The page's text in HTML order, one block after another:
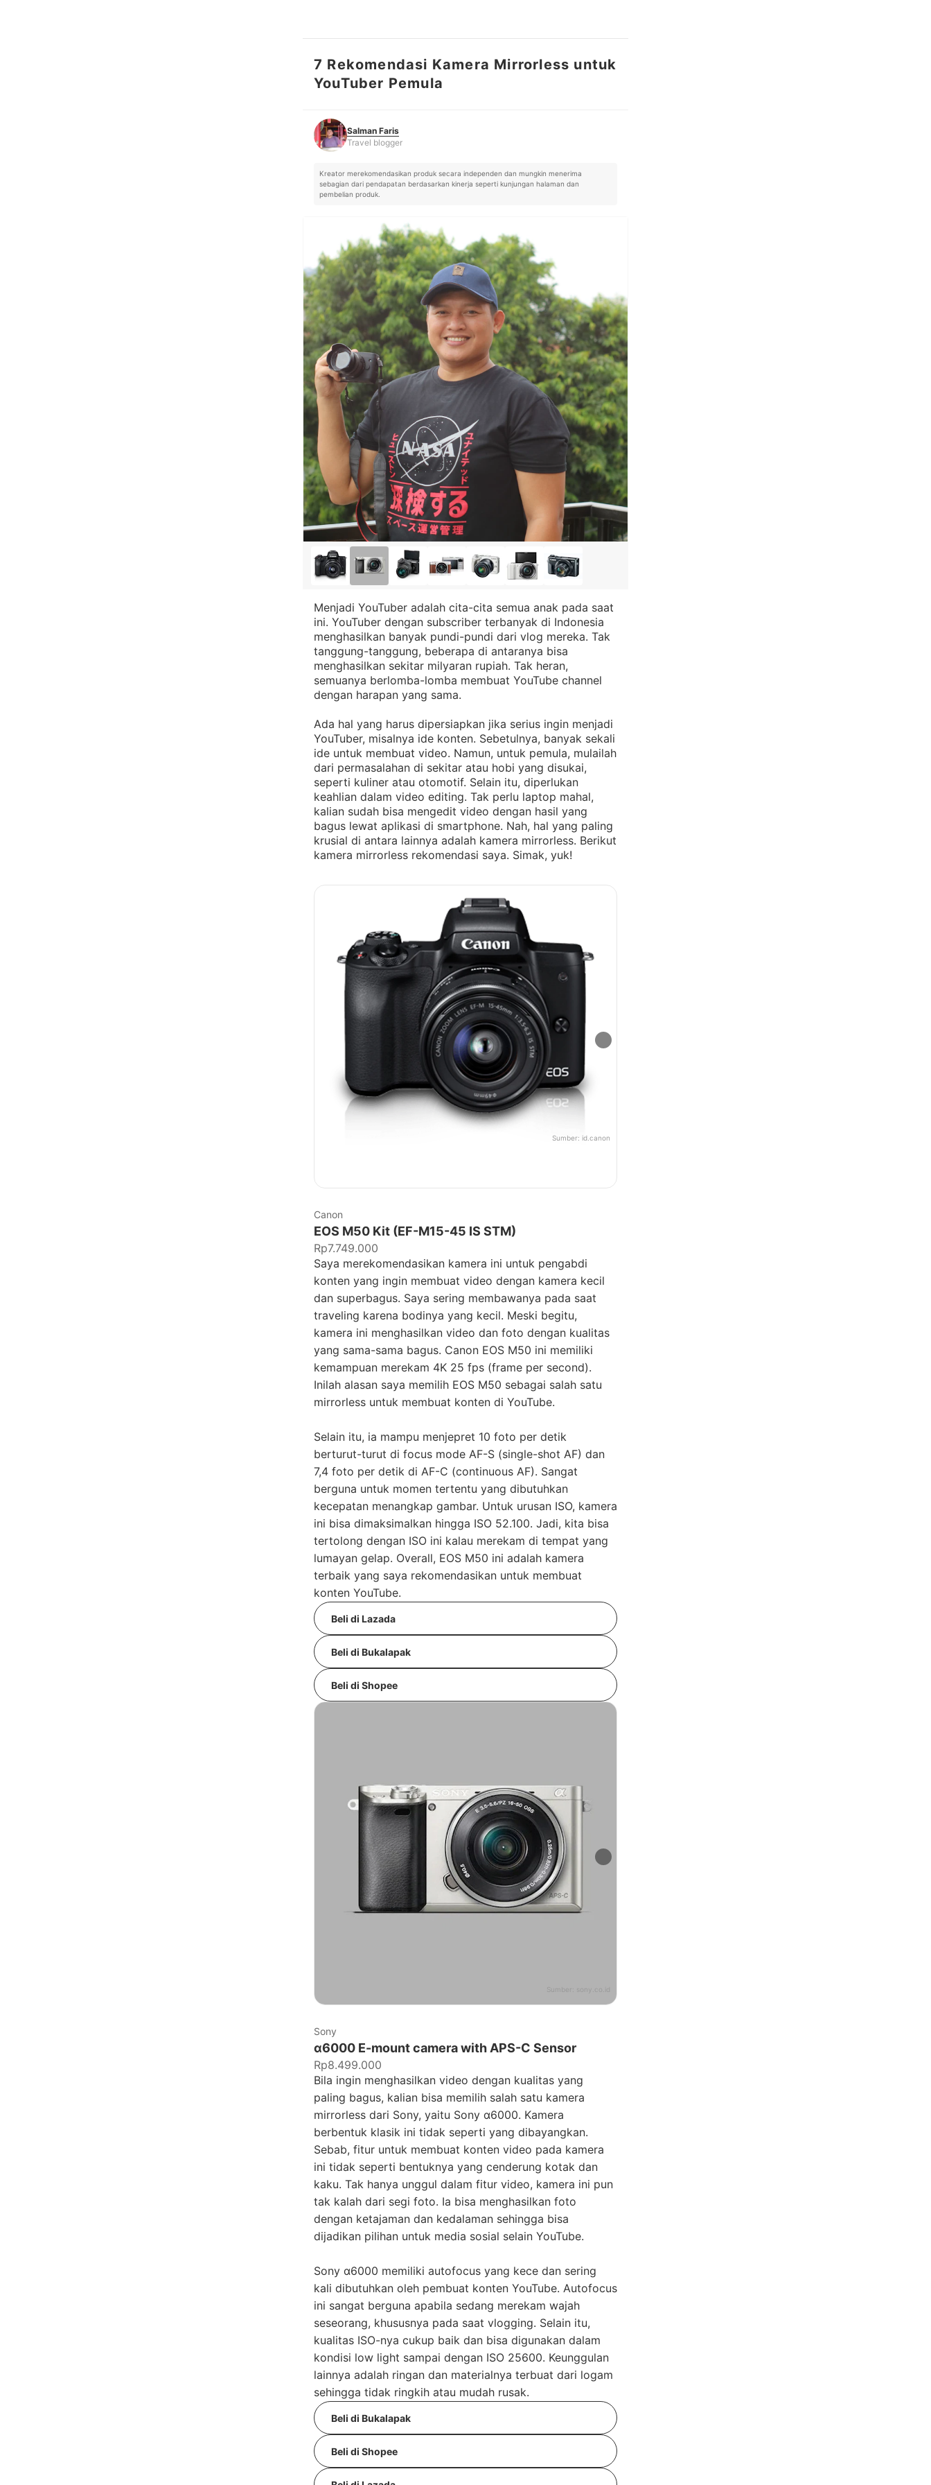
Salman Faris
7 Rekomendasi Kamera Mirrorless untuk
YouTuber Pemula
Salman Faris
Travel blogger
Kreator merekomendasikan produk secara independen dan mungkin menerima
sebagian dari pendapatan berdasarkan kinerja seperti kunjungan halaman dan
pembelian produk.
Menjadi YouTuber adalah cita-cita semua anak pada saat
ini. YouTuber dengan subscriber terbanyak di Indonesia
menghasilkan banyak pundi-pundi dari vlog mereka. Tak
tanggung-tanggung, beberapa di antaranya bisa
menghasilkan sekitar milyaran rupiah. Tak heran,
semuanya berlomba-lomba membuat YouTube channel
dengan harapan yang sama.
Ada hal yang harus dipersiapkan jika serius ingin menjadi
YouTuber, misalnya ide konten. Sebetulnya, banyak sekali
ide untuk membuat video. Namun, untuk pemula, mulailah
dari permasalahan di sekitar atau hobi yang disukai,
seperti kuliner atau otomotif. Selain itu, diperlukan
keahlian dalam video editing. Tak perlu laptop mahal,
kalian sudah bisa mengedit video dengan hasil yang
bagus lewat aplikasi di smartphone. Nah, hal yang paling
krusial di antara lainnya adalah kamera mirrorless. Berikut
kamera mirrorless rekomendasi saya. Simak, yuk!
Sumber: id.canon
Canon
EOS M50 Kit (EF-M15-45 IS STM)
Rp7.749.000
Saya merekomendasikan kamera ini untuk pengabdi
konten yang ingin membuat video dengan kamera kecil
dan superbagus. Saya sering membawanya pada saat
traveling karena bodinya yang kecil. Meski begitu,
kamera ini menghasilkan video dan foto dengan kualitas
yang sama-sama bagus. Canon EOS M50 ini memiliki
kemampuan merekam 4K 25 fps (frame per second).
Inilah alasan saya memilih EOS M50 sebagai salah satu
mirrorless untuk membuat konten di YouTube.
Selain itu, ia mampu menjepret 10 foto per detik
berturut-turut di focus mode AF-S (single-shot AF) dan
7,4 foto per detik di AF-C (continuous AF). Sangat
berguna untuk momen tertentu yang dibutuhkan
kecepatan menangkap gambar. Untuk urusan ISO, kamera
ini bisa dimaksimalkan hingga ISO 52.100. Jadi, kita bisa
tertolong dengan ISO ini kalau merekam di tempat yang
lumayan gelap. Overall, EOS M50 ini adalah kamera
terbaik yang saya rekomendasikan untuk membuat
konten YouTube.
Beli di Lazada
Beli di Bukalapak
Beli di Shopee
Sumber:
Sony
α6000 E-mount camera with APS-C Sensor
Rp8.499.000
Bila ingin menghasilkan video dengan kualitas yang
paling bagus, kalian bisa memilih salah satu kamera
mirrorless dari Sony, yaitu Sony α6000. Kamera
berbentuk klasik ini tidak seperti yang dibayangkan.
Sebab, fitur untuk membuat konten video pada kamera
ini tidak seperti bentuknya yang cenderung kotak dan
kaku. Tak hanya unggul dalam fitur video, kamera ini pun
tak kalah dari segi foto. Ia bisa menghasilkan foto
dengan ketajaman dan kedalaman sehingga bisa
dijadikan pilihan untuk media sosial selain YouTube.
Sony α6000 memiliki autofocus yang kece dan sering
kali dibutuhkan oleh pembuat konten YouTube. Autofocus
ini sangat berguna apabila sedang merekam wajah
seseorang, khususnya pada saat vlogging. Selain itu,
kualitas ISO-nya cukup baik dan bisa digunakan dalam
kondisi low light sampai dengan ISO 25600. Keunggulan
lainnya adalah ringan dan materialnya terbuat dari logam
sehingga tidak ringkih atau mudah rusak.
Beli di Bukalapak
Beli di Shopee